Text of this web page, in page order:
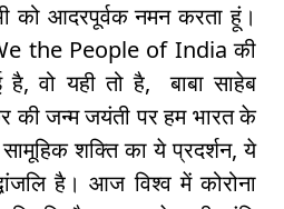
को आदरपूर्वक नमन करता हूं।
the People of India की
वो यही तो है, बाबा साहेब
की जन्म जयंती पर हम भारत के
शक्ति का ये प्रदर्शन, ये
है। आज विश्व में कोरोना